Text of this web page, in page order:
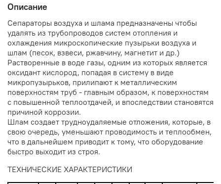
Описание
Сепараторы воздуха и шлама предназначены чтобы
удалять из трубопроводов систем отопления и
охлаждения микроскопические пузырьки воздуха и
шлам (песок, взвеси, ржавчину, магнетит и др.)
Растворенные в воде газы, одним из которых является
оксидант кислород, попадая в систему в виде
микропузырьков, прилипают к металлическим
поверхностям труб - главным образом, к поверхностям
с повышенной теплоотдачей, и впоследствии становятся
причиной коррозии.
Шлам создает трудноудаляемые отложения, которые, в
свою очередь, уменьшают проводимость и теплообмен,
что в дальнейшем приводит к тому, что оборудование
быстро выходит из строя.
ТЕХНИЧЕСКИЕ ХАРАКТЕРИСТИКИ